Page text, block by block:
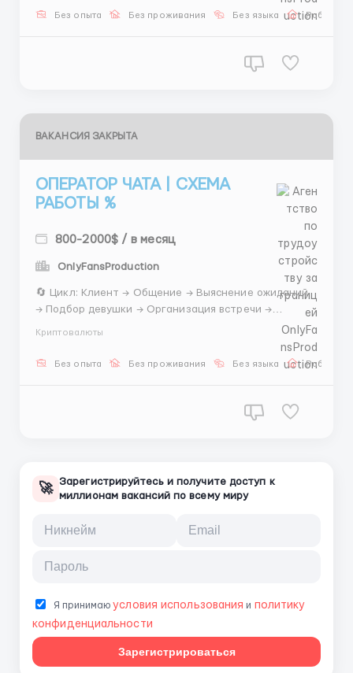
систему — получаешь деньги. Задачи: Подбор
Без опыта Без проживания Без языка Работа
ВАКАНСИЯ ЗАКРЫТА
ОПЕРАТОР ЧАТА | СХЕМА
РАБОТЫ %
800-2000$ / в месяц
OnlyFansProduction
🔄 Цикл: Клиент → Общение → Выяснение ожиданий
→ Подбор девушки → Организация встречи →
📩 @stasss9999 ...
Криптовалюты
Без опыта Без проживания Без языка Работа
🚀 Зарегистрируйтесь и получите доступ к
миллионам вакансий по всему миру
Я принимаюусловия использования и политику
конфиденциальности
Зарегистрироваться